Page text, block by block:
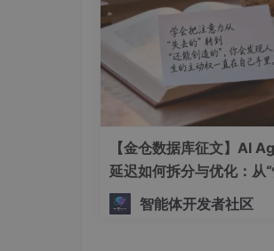
【金仓数据库征文】AI
延迟如何拆分与优化：从
“到“怎么改“
智能体开发者社区